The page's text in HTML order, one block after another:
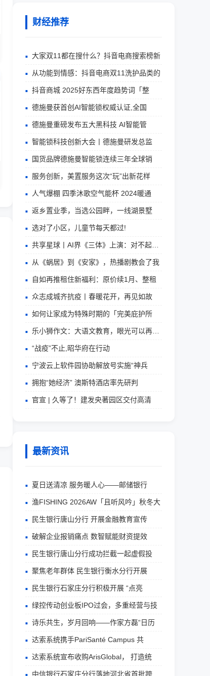
财经推荐
大家双11都在搜什么？抖音电商搜索榜新
从功能到情感：抖音电商双11洗护品类的
抖音商城 2025好东西年度趋势词「整
德施曼获首创AI智能锁权威认证,全国
德施曼重磅发布五大黑科技 AI智能管
智能锁科技创新大会丨德施曼研发总监
国货品牌德施曼智能锁连续三年全球销
服务创新，美置服务这次“玩”出新花样
人气爆棚 四季沐歌空气能杯 2024暖通
返乡置业季，当选公园畔，一线湖景墅
选对了小区，儿童节每天都过!
共享星球丨AI界《三体》上演：对不起，你
从《蜗居》到《安家》，热播剧教会了我
自如再推租住新福利：原价续1月、整租
众志成城齐抗疫丨春暖花开，再见如故
如何让家成为特殊时期的「完美庇护所
乐小狮作文：大语文教育，眼光可以再长远
“战疫”不止,昭华府在行动
宁波云上软件园协助解放号实施“神兵
拥抱“她经济” 澳斯特酒店率先研判
官宣 | 久等了！建发央著园区交付高清
最新资讯
夏日送清凉 服务暖人心——邮储银行
渔FISHING 2026AW「且听风吟」秋冬大
民生银行唐山分行 开展金融教育宣传
破解企业报销痛点 数智赋能财资提效
民生银行唐山分行成功拦截一起虚假投
聚焦老年群体 民生银行衡水分行开展
民生银行石家庄分行积极开展 “点亮
绿控传动创业板IPO过会，多重经营与技
诗乐共生，岁月回响——作家方磊“日历
达索系统携手PariSanté Campus 共
达索系统宣布收购ArisGlobal， 打造统
中信银行石家庄分行落地河北省首批跨